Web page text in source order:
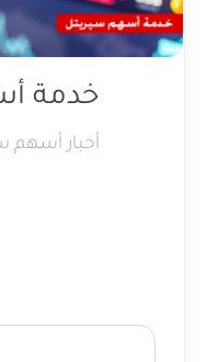
خدمة
أخبار أسهم